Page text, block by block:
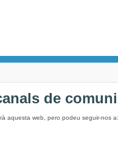
de
aquesta web, pero podeu seguir-nos